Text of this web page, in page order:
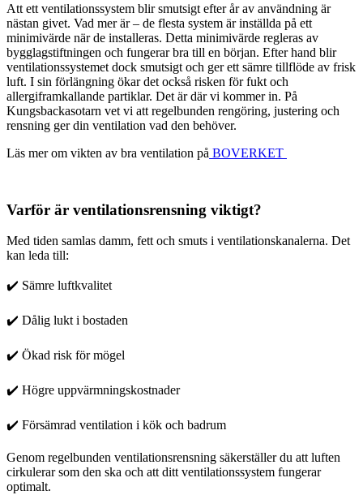
Att ett ventilationssystem blir smutsigt efter år av användning är
nästan givet. Vad mer är – de flesta system är inställda på ett
minimivärde när de installeras. Detta minimivärde regleras av
bygglagstiftningen och fungerar bra till en början. Efter hand blir
ventilationssystemet dock smutsigt och ger ett sämre tillflöde av frisk
luft. I sin förlängning ökar det också risken för fukt och
allergiframkallande partiklar. Det är där vi kommer in. På
Kungsbackasotarn vet vi att regelbunden rengöring, justering och
rensning ger din ventilation vad den behöver.
Läs mer om vikten av bra ventilation på BOVERKET
Varför är ventilationsrensning viktigt?
Med tiden samlas damm, fett och smuts i ventilationskanalerna. Det
kan leda till:
✔️ Sämre luftkvalitet
✔️ Dålig lukt i bostaden
✔️ Ökad risk för mögel
✔️ Högre uppvärmningskostnader
✔️ Försämrad ventilation i kök och badrum
Genom regelbunden ventilationsrensning säkerställer du att luften
cirkulerar som den ska och att ditt ventilationssystem fungerar
optimalt.